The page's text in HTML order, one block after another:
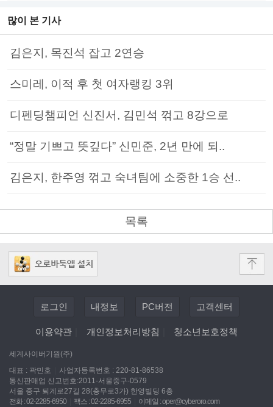
많이 본 기사
김은지, 목진석 잡고 2연승
스미레, 이적 후 첫 여자랭킹 3위
디펜딩챔피언 신진서, 김민석 꺾고 8강으로
“정말 기쁘고 뜻깊다” 신민준, 2년 만에 되..
김은지, 한주영 꺾고 숙녀팀에 소중한 1승 선..
목록
로그인 내정보 PC버전 고객센터
이용약관 개인정보처리방침 청소년보호정책
세계사이버기원(주)
대표 : 곽민호
사업자등록번호 : 220-81-86538
통신판매업 신고번호:2011-서울중구-0579
서울 중구 퇴계로27길 28(충무로3가) 한영빌딩 6층
전화 : 02-2285-6950
팩스 : 02-2285-6955 이메일 :oper@cyberoro.com